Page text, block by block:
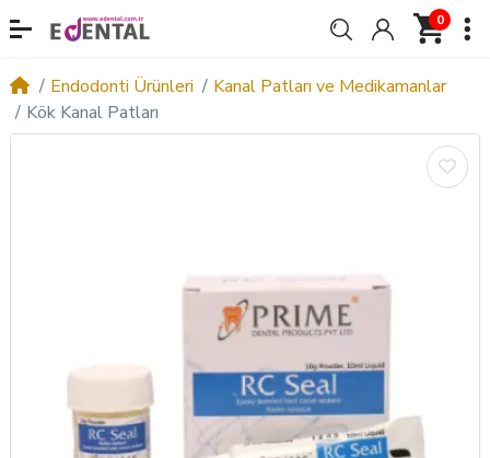
0
Endodonti Ürünleri
Kanal Patları ve Medikamanlar
Kök Kanal Patları